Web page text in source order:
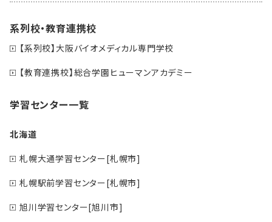
系列校・教育連携校
【系列校】大阪バイオメディカル専門学校
【教育連携校】総合学園ヒューマンアカデミー
学習センター一覧
北海道
札幌大通学習センター[札幌市]
札幌駅前学習センター[札幌市]
旭川学習センター[旭川市]